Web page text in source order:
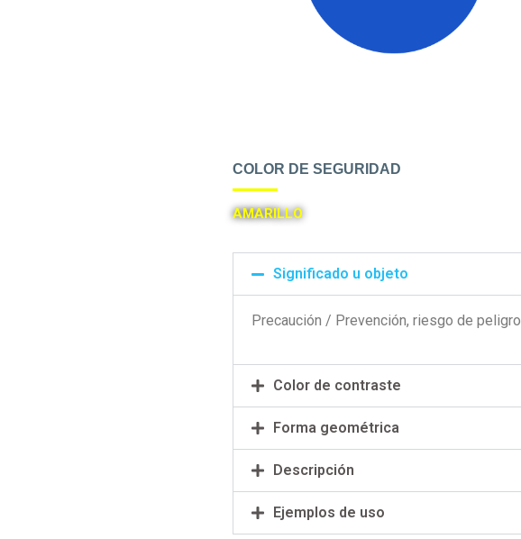
COLOR DE SEGURIDAD
AMARILLO
Significado u objeto
Precaución / Prevención, riesgo de peligro
Color de contraste
Forma geométrica
Descripción
Ejemplos de uso